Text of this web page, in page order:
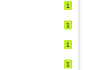
1
1
1
1